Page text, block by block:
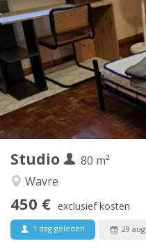
Studio
80 m²
Wavre
450 € exclusief kosten
1 dag geleden 29 aug